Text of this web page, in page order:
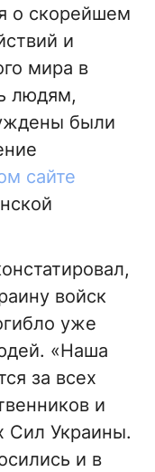
о скорейшем
и
мира в
людям,
были
сайте
войск
уже
«Наша
за всех
и
Сил Украины.
и в